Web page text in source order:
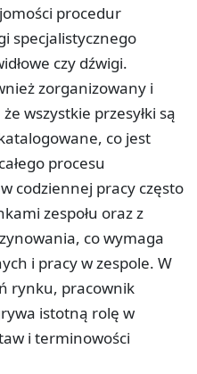
procedur
specjalistycznego
czy dźwigi.
zorganizowany i
wszystkie przesyłki są
co jest
procesu
codziennej pracy często
zespołu oraz z
co wymaga
i pracy w zespole. W
rynku, pracownik
istotną rolę w
i terminowości